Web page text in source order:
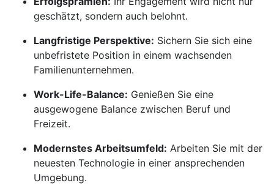
geschätzt, sondern auch belohnt.
Langfristige Perspektive: Sichern Sie sich eine
unbefristete Position in einem wachsenden
Familienunternehmen.
Work-Life-Balance: Genießen Sie eine
ausgewogene Balance zwischen Beruf und
Freizeit.
Modernstes Arbeitsumfeld: Arbeiten Sie mit der
neuesten Technologie in einer ansprechenden
Umgebung.